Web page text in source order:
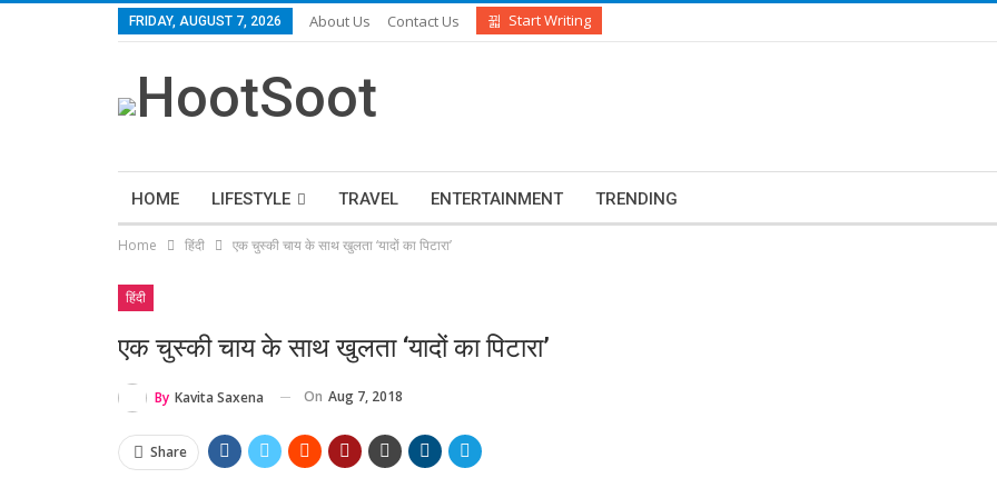
FRIDAY, AUGUST 7, 2026 About Us Contact Us Start Writing
HOME LIFESTYLE TRAVEL ENTERTAINMENT TRENDING
Home हिंदी एक चुस्की चाय के साथ खुलता ‘यादों का पिटारा’
हिंदी
एक चुस्की चाय के साथ खुलता ‘यादों का पिटारा’
By Kavita Saxena On Aug 7, 2018
Share